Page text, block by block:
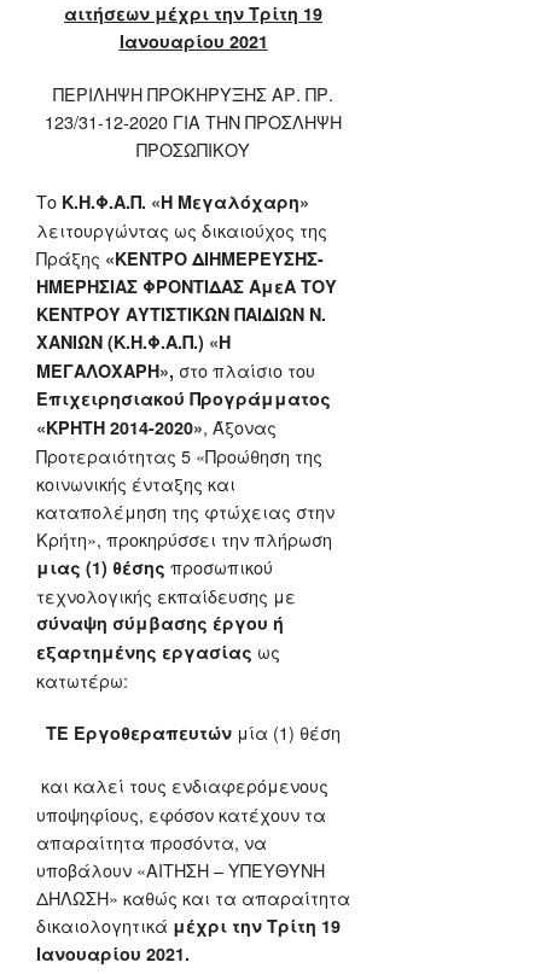
αιτήσεων μέχρι την Τρίτη 19
Ιανουαρίου 2021
ΠΕΡΙΛΗΨΗ ΠΡΟΚΗΡΥΞΗΣ ΑΡ. ΠΡ.
123/31-12-2020 ΓΙΑ ΤΗΝ ΠΡΟΣΛΗΨΗ
ΠΡΟΣΩΠΙΚΟΥ
Το Κ.Η.Φ.Α.Π. «Η Μεγαλόχαρη»
λειτουργώντας ως δικαιούχος της
Πράξης «ΚΕΝΤΡΟ ΔΙΗΜΕΡΕΥΣΗΣ-
ΗΜΕΡΗΣΙΑΣ ΦΡΟΝΤΙΔΑΣ ΑμεΑ ΤΟΥ
ΚΕΝΤΡΟΥ ΑΥΤΙΣΤΙΚΩΝ ΠΑΙΔΙΩΝ Ν.
ΧΑΝΙΩΝ (Κ.Η.Φ.Α.Π.) «Η
ΜΕΓΑΛΟΧΑΡΗ», στο πλαίσιο του
Επιχειρησιακού Προγράμματος
«ΚΡΗΤΗ 2014-2020», Άξονας
Προτεραιότητας 5 «Προώθηση της
κοινωνικής ένταξης και
καταπολέμηση της φτώχειας στην
Κρήτη», προκηρύσσει την πλήρωση
μιας (1) θέσης προσωπικού
τεχνολογικής εκπαίδευσης με
σύναψη σύμβασης έργου ή
εξαρτημένης εργασίας ως
κατωτέρω:
ΤΕ Εργοθεραπευτών μία (1) θέση
και καλεί τους ενδιαφερόμενους
υποψηφίους, εφόσον κατέχουν τα
απαραίτητα προσόντα, να
υποβάλουν «ΑΙΤΗΣΗ – ΥΠΕΥΘΥΝΗ
ΔΗΛΩΣΗ» καθώς και τα απαραίτητα
δικαιολογητικά μέχρι την Τρίτη 19
Ιανουαρίου 2021.